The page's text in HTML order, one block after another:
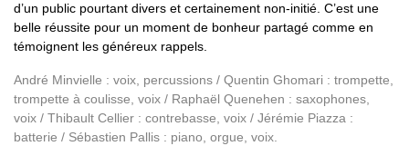
d’un public pourtant divers et certainement non-initié. C’est une
belle réussite pour un moment de bonheur partagé comme en
témoignent les généreux rappels.
André Minvielle : voix, percussions / Quentin Ghomari : trompette,
trompette à coulisse, voix / Raphaël Quenehen : saxophones,
voix / Thibault Cellier : contrebasse, voix / Jérémie Piazza :
batterie / Sébastien Pallis : piano, orgue, voix.